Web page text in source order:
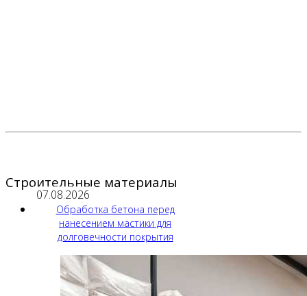
Строительные материалы
07.08.2026
Обработка бетона перед
нанесением мастики для
долговечности покрытия